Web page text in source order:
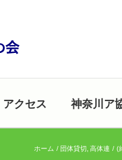
アクセス 神奈川ア
ホーム 団体貸切 高体連 (